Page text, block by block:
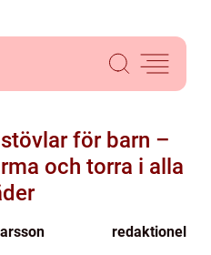
för barn –
och torra i alla
redaktionel